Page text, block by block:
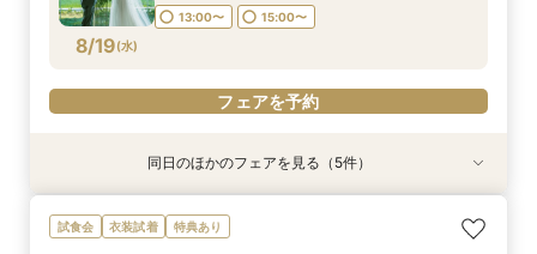
17:00〜
8/19(水)
13:00〜 15:00〜
フェアを予約
衣装試着 特典あり
【大人数婚★応援フェア】全員が楽しめる挙式×
披露宴体験
衣装試着 特典あり
《アクセス重視★新幹線沿線》東京・上野駅！お
車代付SPプラン！
衣装試着 特典あり
【少人数婚】安心予算で心温まる挙式体験×美食
おもてなし体験
【自宅でフェア参加】スマホでOK◎オンライン
式場相談会
衣装試着 特典あり
【地元応援/上野好きな方必見】上野愛溢れる絶
景×美食フェア！
同日のほかのフェアを見る（5件）
試食会 衣装試着 特典あり